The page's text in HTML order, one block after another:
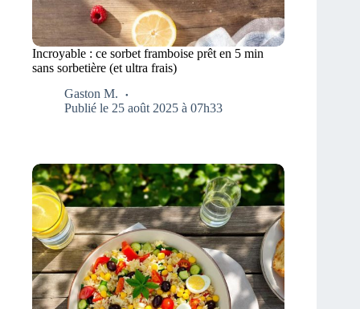
Incroyable : ce sorbet framboise prêt en 5 min
sans sorbetière (et ultra frais)
Gaston M.
Publié le 25 août 2025 à 07h33